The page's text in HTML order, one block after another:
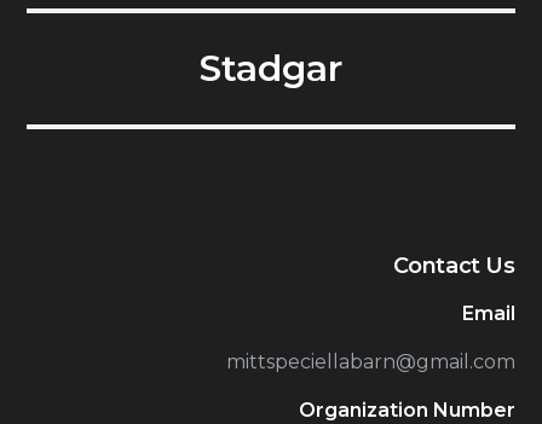
Stadgar
Contact Us
Email
mittspeciellabarn@gmail.com
Organization Number